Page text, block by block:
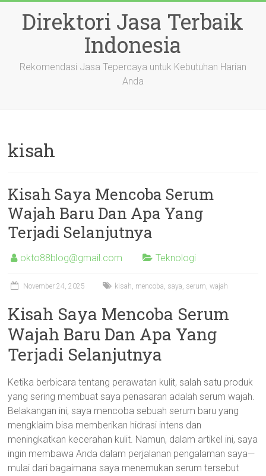
contentDirektori Jasa Terbaik
Indonesia
Rekomendasi Jasa Tepercaya untuk Kebutuhan Harian
Anda
kisah
Kisah Saya Mencoba Serum
Wajah Baru Dan Apa Yang
Terjadi Selanjutnya
okto88blog@gmail.com Teknologi
November 24, 2025 kisah, mencoba, saya, serum,wajah
Kisah Saya Mencoba Serum
Wajah Baru Dan Apa Yang
Terjadi Selanjutnya
Ketika berbicara tentang perawatan kulit, salah satu produk
yang sering membuat saya penasaran adalah serum wajah.
Belakangan ini, saya mencoba sebuah serum baru yang
mengklaim bisa memberikan hidrasi intens dan
meningkatkan kecerahan kulit. Namun, dalam artikel ini, saya
ingin membawa Anda dalam perjalanan pengalaman saya—
mulai dari bagaimana saya menemukan serum tersebut